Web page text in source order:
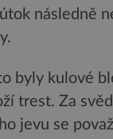
následně
byly kulové
trest. Za
jevu se